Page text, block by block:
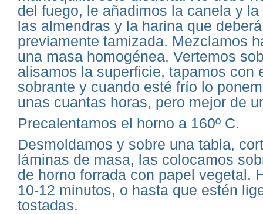
del fuego, le añadimos la canela y
las almendras y la harina que
previamente tamizada. Mezclamos
una masa homogénea. Vertemos
alisamos la superficie, tapamos con
sobrante y cuando esté frío lo
unas cuantas horas, pero mejor de
Precalentamos el horno a 160º C.
Desmoldamos y sobre una tabla,
láminas de masa, las colocamos
de horno forrada con papel vegetal.
10-12 minutos, o hasta que estén
tostadas.